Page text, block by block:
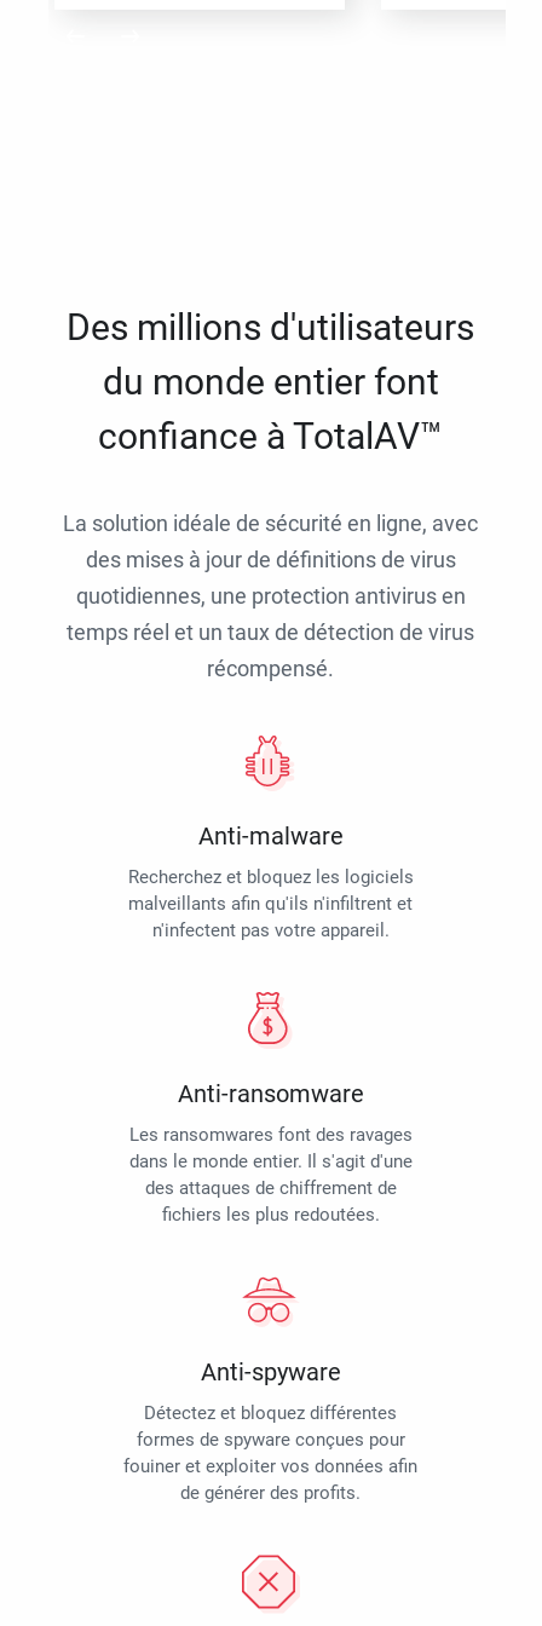
Des millions d'utilisateurs
du monde entier font
confiance à TotalAV™
La solution idéale de sécurité en ligne, avec
des mises à jour de définitions de virus
quotidiennes, une protection antivirus en
temps réel et un taux de détection de virus
récompensé.
Anti-malware
Recherchez et bloquez les logiciels
malveillants afin qu'ils n'infiltrent et
n'infectent pas votre appareil.
Anti-ransomware
Les ransomwares font des ravages
dans le monde entier. Il s'agit d'une
des attaques de chiffrement de
fichiers les plus redoutées.
Anti-spyware
Détectez et bloquez différentes
formes de spyware conçues pour
fouiner et exploiter vos données afin
de générer des profits.